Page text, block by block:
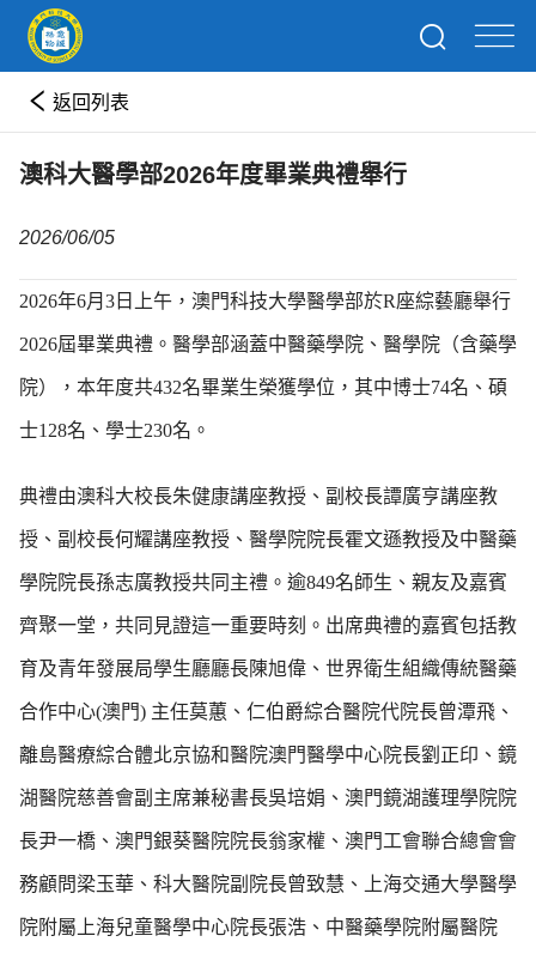
返回列表
澳科大醫學部2026年度畢業典禮舉行
2026/06/05
2026年6月3日上午，澳門科技大學醫學部於R座綜藝廳舉行
2026屆畢業典禮。醫學部涵蓋中醫藥學院、醫學院（含藥學
院），本年度共432名畢業生榮獲學位，其中博士74名、碩
士128名、學士230名。
典禮由澳科大校長朱健康講座教授、副校長譚廣亨講座教
授、副校長何耀講座教授、醫學院院長霍文遜教授及中醫藥
學院院長孫志廣教授共同主禮。逾849名師生、親友及嘉賓
齊聚一堂，共同見證這一重要時刻。出席典禮的嘉賓包括教
育及青年發展局學生廳廳長陳旭偉、世界衛生組織傳統醫藥
合作中心(澳門) 主任莫蕙、仁伯爵綜合醫院代院長曾潭飛、
離島醫療綜合體北京協和醫院澳門醫學中心院長劉正印、鏡
湖醫院慈善會副主席兼秘書長吳培娟、澳門鏡湖護理學院院
長尹一橋、澳門銀葵醫院院長翁家權、澳門工會聯合總會會
務顧問梁玉華、科大醫院副院長曾致慧、上海交通大學醫學
院附屬上海兒童醫學中心院長張浩、中醫藥學院附屬醫院